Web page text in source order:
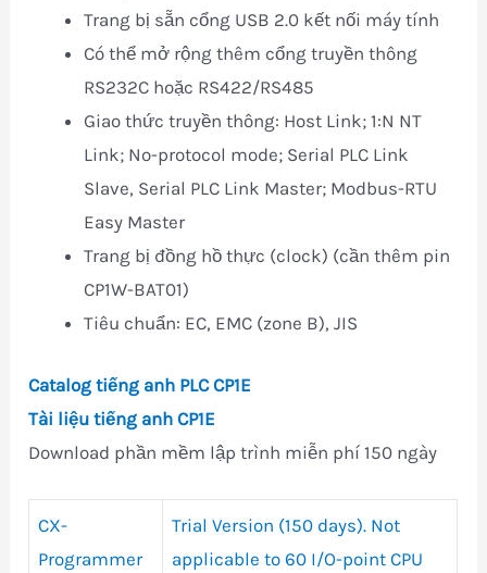
Trang bị sẵn cổng USB 2.0 kết nối máy tính
Có thể mở rộng thêm cổng truyền thông
RS232C hoặc RS422/RS485
Giao thức truyền thông: Host Link; 1:N NT
Link; No-protocol mode; Serial PLC Link
Slave, Serial PLC Link Master; Modbus-RTU
Easy Master
Trang bị đồng hồ thực (clock) (cần thêm pin
CP1W-BAT01)
Tiêu chuẩn: EC, EMC (zone B), JIS
Catalog tiếng anh PLC CP1E
Tài liệu tiếng anh CP1E
Download phần mềm lập trình miễn phí 150 ngày
CX-
Programmer
Trial Version (150 days). Not
applicable to 60 I/O-point CPU